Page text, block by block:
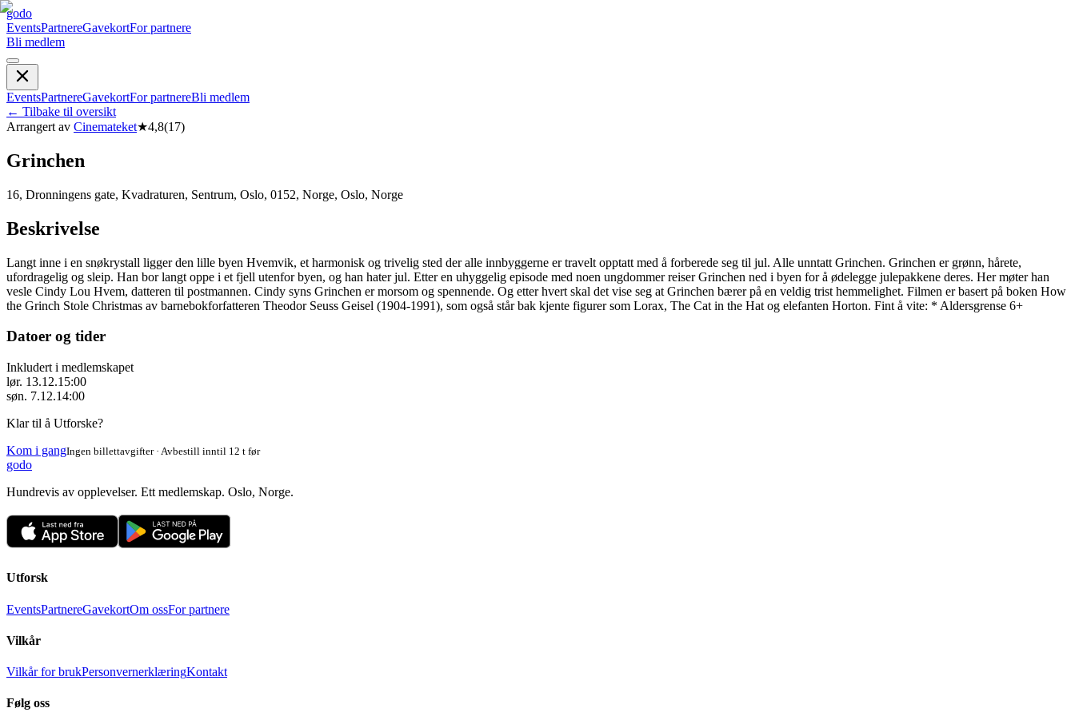
godo
EventsPartnereGavekortFor partnere
Bli medlem
EventsPartnereGavekortFor partnereBli medlem
← Tilbake til oversikt
Arrangert av Cinemateket★4,8(17)
Grinchen
16, Dronningens gate, Kvadraturen, Sentrum, Oslo, 0152, Norge, Oslo, Norge
Beskrivelse
Langt inne i en snøkrystall ligger den lille byen Hvemvik, et harmonisk og trivelig sted der alle innbyggerne er travelt opptatt med å forberede seg til jul. Alle unntatt Grinchen. Grinchen er grønn, hårete,
ufordragelig og sleip. Han bor langt oppe i et fjell utenfor byen, og han hater jul. Etter en uhyggelig episode med noen ungdommer reiser Grinchen ned i byen for å ødelegge julepakkene deres. Her møter han
vesle Cindy Lou Hvem, datteren til postmannen. Cindy syns Grinchen er morsom og spennende. Og etter hvert skal det vise seg at Grinchen bærer på en veldig trist hemmelighet. Filmen er basert på boken How
the Grinch Stole Christmas av barnebokforfatteren Theodor Seuss Geisel (1904-1991), som også står bak kjente figurer som Lorax, The Cat in the Hat og elefanten Horton. Fint å vite: * Aldersgrense 6+
Datoer og tider
Inkludert i medlemskapet
lør. 13.12.15:00
søn. 7.12.14:00
Klar til å Utforske?
Kom i gangIngen billettavgifter · Avbestill inntil 12 t før
godo
Hundrevis av opplevelser. Ett medlemskap. Oslo, Norge.
Utforsk
EventsPartnereGavekortOm ossFor partnere
Vilkår
Vilkår for brukPersonvernerklæringKontakt
Følg oss